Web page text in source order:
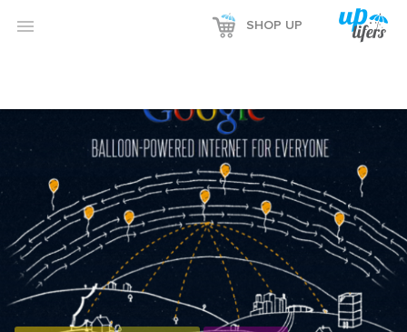
 SHOP UP